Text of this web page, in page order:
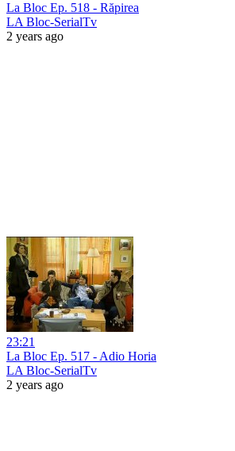
La Bloc Ep. 518 - Răpirea
LA Bloc-SerialTv
2 years ago
23:21
La Bloc Ep. 517 - Adio Horia
LA Bloc-SerialTv
2 years ago